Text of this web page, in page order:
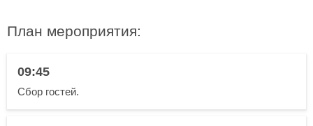
План мероприятия:
09:45
Сбор гостей.